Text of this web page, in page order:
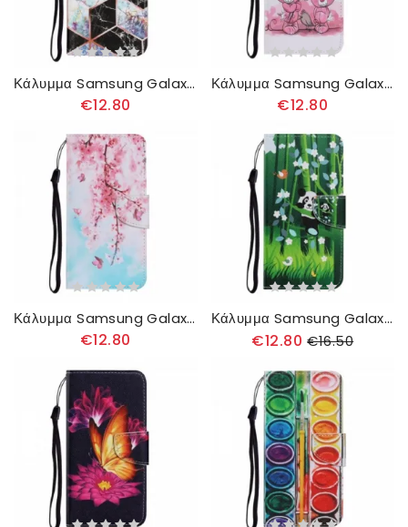
Κάλυμμα Samsung Galaxy A22 4G Γεωμετρικό Μάρμαρο
€12.80
Κάλυμμα Samsung Galaxy A22 4G Κουνέλια
€12.80
Κάλυμμα Samsung Galaxy A22 4G με κορδονι Κόκκινοι Ναοί Με Λουράκι
€12.80
Κάλυμμα Samsung Galaxy A22 4G Panda Walk
€12.80 €16.50